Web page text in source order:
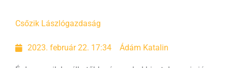
Csőzik Lászlógazdaság
2023. február 22. 17:34 Ádám Katalin